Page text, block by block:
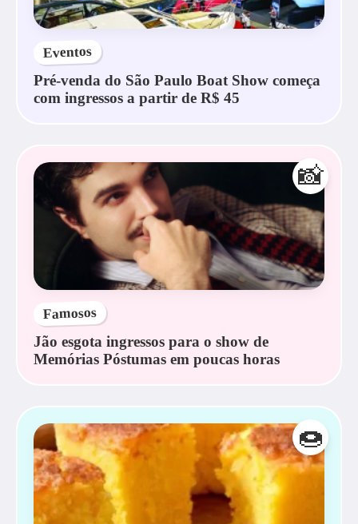
Eventos
Pré-venda do São Paulo Boat Show começa
com ingressos a partir de R$ 45
📸
Famosos
Jão esgota ingressos para o show de
Memórias Póstumas em poucas horas
🍩